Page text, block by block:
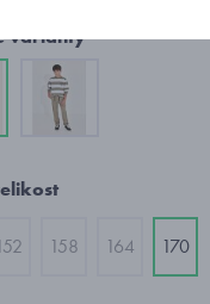
varianty
158 164 170